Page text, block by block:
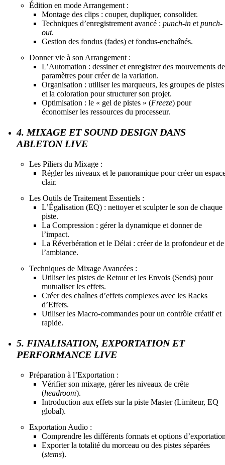
Édition en mode Arrangement :
Montage des clips : couper, dupliquer, consolider.
Techniques d’enregistrement avancé : punch-in et punch-
out.
Gestion des fondus (fades) et fondus-enchaînés.
Donner vie à son Arrangement :
L’Automation : dessiner et enregistrer des mouvements de
paramètres pour créer de la variation.
Organisation : utiliser les marqueurs, les groupes de pistes
et la coloration pour structurer son projet.
Optimisation : le « gel de pistes » (Freeze) pour
économiser les ressources du processeur.
4. MIXAGE ET SOUND DESIGN DANS
ABLETON LIVE
Les Piliers du Mixage :
Régler les niveaux et le panoramique pour créer un
clair.
Les Outils de Traitement Essentiels :
L’Égalisation (EQ) : nettoyer et sculpter le son de chaque
piste.
La Compression : gérer la dynamique et donner de
l’impact.
La Réverbération et le Délai : créer de la profondeur et de
l’ambiance.
Techniques de Mixage Avancées :
Utiliser les pistes de Retour et les Envois (Sends) pour
mutualiser les effets.
Créer des chaînes d’effets complexes avec les Racks
d’Effets.
Utiliser les Macro-commandes pour un contrôle créatif et
rapide.
5. FINALISATION, EXPORTATION ET
PERFORMANCE LIVE
Préparation à l’Exportation :
Vérifier son mixage, gérer les niveaux de crête
(headroom).
Introduction aux effets sur la piste Master (Limiteur, EQ
global).
Exportation Audio :
Comprendre les différents formats et options
Exporter la totalité du morceau ou des pistes séparées
(stems).